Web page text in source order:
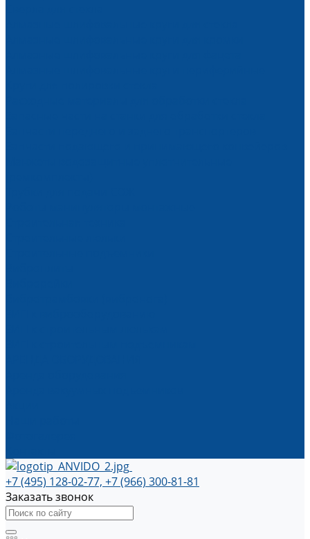
+7 (495) 128-02-77, +7 (966) 300-81-81
Заказать звонок